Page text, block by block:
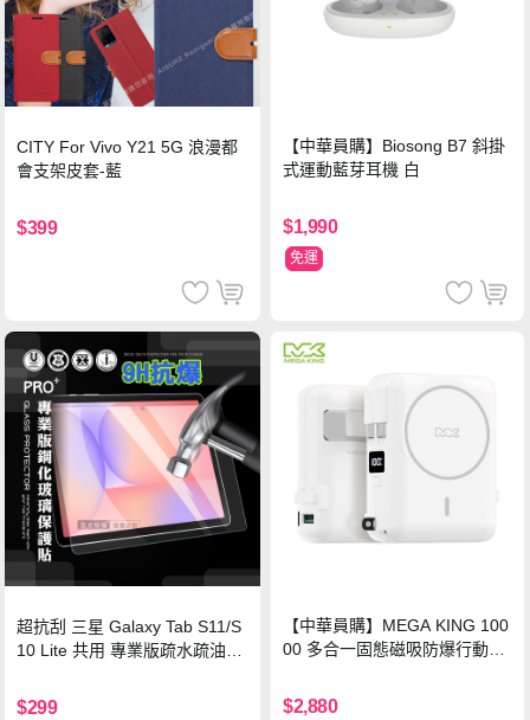
CITY For Vivo Y21 5G 浪漫都
會支架皮套-藍
$399
【中華員購】Biosong B7 斜掛
式運動藍芽耳機 白
$1,990
免運
超抗刮 三星 Galaxy Tab S11/S
10 Lite 共用 專業版疏水疏油9H
$299
【中華員購】MEGA KING 100
00 多合一固態磁吸防爆行動電
$2,880